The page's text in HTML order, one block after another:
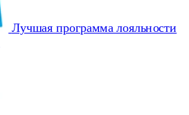
Лучшая программа лояльности